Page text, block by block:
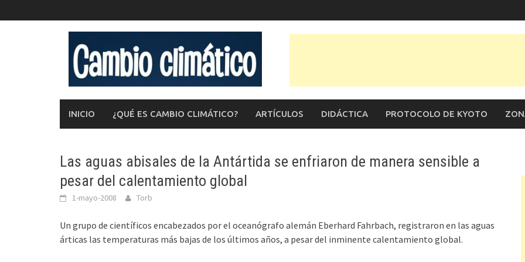
al
INICIO ¿QUÉ ES CAMBIO CLIMÁTICO? ARTÍCULOS DIDÁCTICA PROTOCOLO DE KYOTO
Las aguas abisales de la Antártida se enfriaron de manera sensible a
pesar del calentamiento global
1-mayo-2008 Torb
Un grupo de científicos encabezados por el oceanógrafo alemán Eberhard Fahrbach, registraron en las aguas
árticas las temperaturas más bajas de los últimos años, a pesar del inminente calentamiento global.